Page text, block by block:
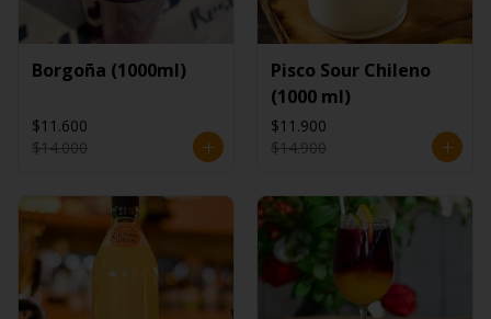
Borgoña (1000ml)
$11.600
$14.000
Pisco Sour Chileno
(1000 ml)
$11.900
$14.900